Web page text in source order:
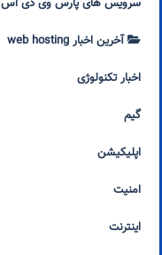
سرویس های پارس وی دی اس
آخرین اخبار web hosting
اخبار تکنولوژی
گیم
اپلیکیشن
امنیت
اینترنت